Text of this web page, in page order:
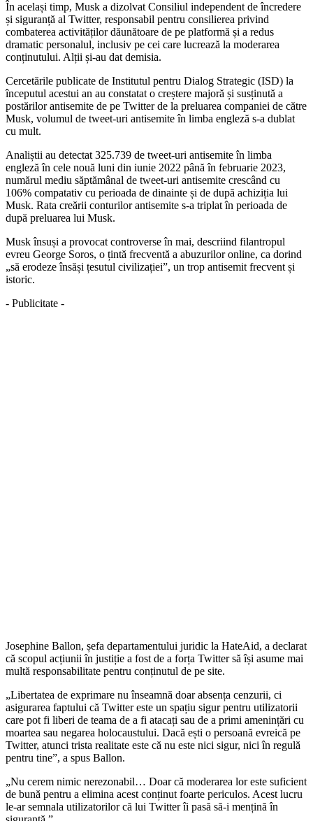
În același timp, Musk a dizolvat Consiliul independent de încredere
și siguranță al Twitter, responsabil pentru consilierea privind
combaterea activităților dăunătoare de pe platformă și a redus
dramatic personalul, inclusiv pe cei care lucrează la moderarea
conținutului. Alții și-au dat demisia.
Cercetările publicate de Institutul pentru Dialog Strategic (ISD) la
începutul acestui an au constatat o creștere majoră și susținută a
postărilor antisemite de pe Twitter de la preluarea companiei de către
Musk, volumul de tweet-uri antisemite în limba engleză s-a dublat
cu mult.
Analiștii au detectat 325.739 de tweet-uri antisemite în limba
engleză în cele nouă luni din iunie 2022 până în februarie 2023,
numărul mediu săptămânal de tweet-uri antisemite crescând cu
106% compatativ cu perioada de dinainte și de după achiziția lui
Musk. Rata creării conturilor antisemite s-a triplat în perioada de
după preluarea lui Musk.
Musk însuși a provocat controverse în mai, descriind filantropul
evreu George Soros, o țintă frecventă a abuzurilor online, ca dorind
„să erodeze însăși țesutul civilizației”, un trop antisemit frecvent și
istoric.
- Publicitate -
Josephine Ballon, șefa departamentului juridic la HateAid, a declarat
că scopul acțiunii în justiție a fost de a forța Twitter să își asume mai
multă responsabilitate pentru conținutul de pe site.
„Libertatea de exprimare nu înseamnă doar absența cenzurii, ci
asigurarea faptului că Twitter este un spațiu sigur pentru utilizatorii
care pot fi liberi de teama de a fi atacați sau de a primi amenințări cu
moartea sau negarea holocaustului. Dacă ești o persoană evreică pe
Twitter, atunci trista realitate este că nu este nici sigur, nici în regulă
pentru tine”, a spus Ballon.
„Nu cerem nimic nerezonabil… Doar că moderarea lor este suficient
de bună pentru a elimina acest conținut foarte periculos. Acest lucru
le-ar semnala utilizatorilor că lui Twitter îi pasă să-i mențină în